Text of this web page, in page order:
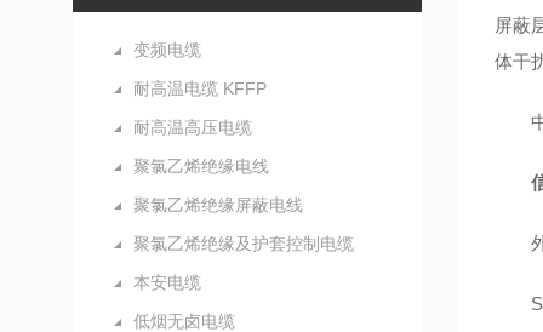
变频电缆
耐高温电缆 KFFP
耐高温高压电缆
聚氯乙烯绝缘电线
聚氯乙烯绝缘屏蔽电线
聚氯乙烯绝缘及护套控制电缆
本安电缆
低烟无卤电缆
屏蔽
体干
中
外